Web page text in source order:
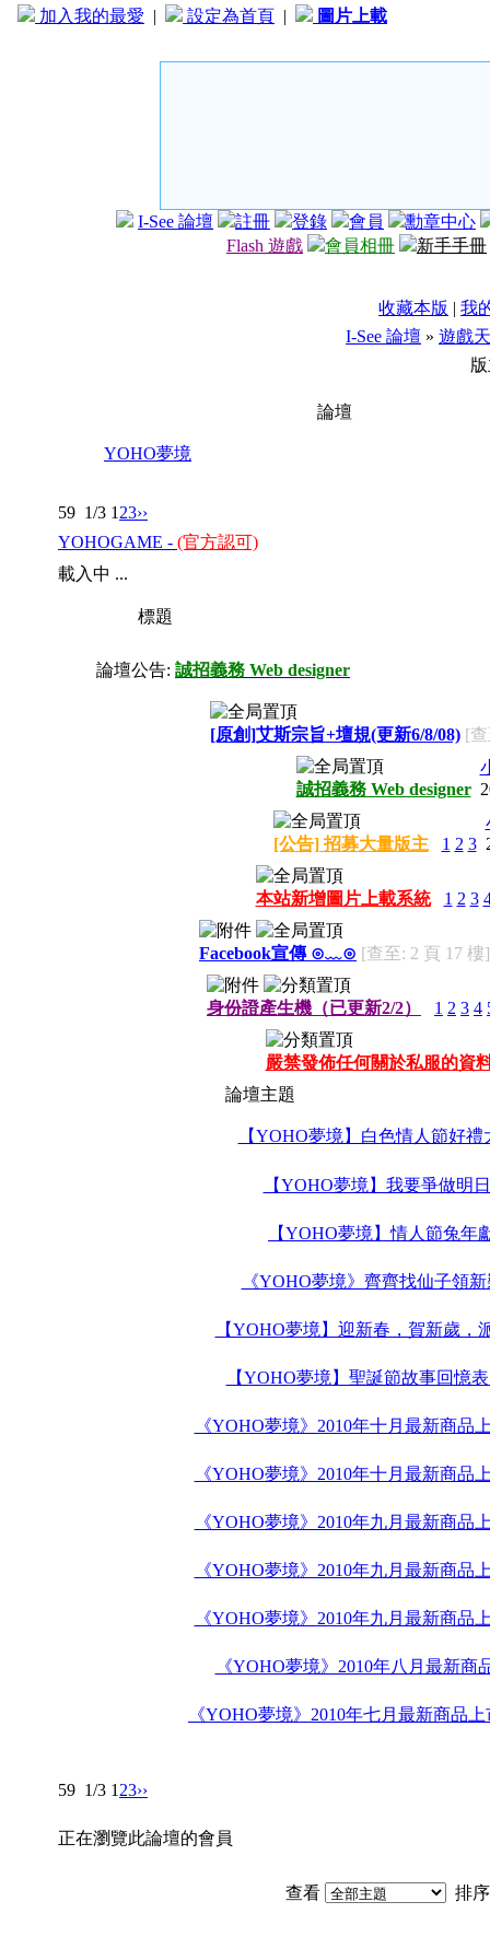
加入我的最愛 | 設定為首頁 | 圖片上載
I-See 論壇 註冊 登錄 會員
勳章中心
Flash 遊戲
會員相冊 新手手冊
收藏本版 | 我
I-See 論壇 » 遊戲
論壇
YOHO夢境
59 1/3 1 23››
YOHOGAME - (官方認可)
載入中 ...
標題
論壇公告: 誠招義務 Web designer
[原創]艾斯宗旨+壇規(更新6/8/08) [
誠招義務 Web designer
[公告] 招募大量版主 1 2 3
本站新增圖片上載系統 1 2 3
Facebook宣傳 ⊙﹏⊙ [查至: 2 頁 17 樓]
身份證產生機（已更新2/2） 1 2 3 4
嚴禁發佈任何關於私服的資
論壇主題
【YOHO夢境】白色情人節好禮
【YOHO夢境】我要爭做明
【YOHO夢境】情人節兔年
《YOHO夢境》齊齊找仙子領
【YOHO夢境】迎新春，賀新歲，
【YOHO夢境】聖誕節故事回憶
《YOHO夢境》2010年十月最新商品
《YOHO夢境》2010年十月最新商品
《YOHO夢境》2010年九月最新商品
《YOHO夢境》2010年九月最新商品
《YOHO夢境》2010年九月最新商品
《YOHO夢境》2010年八月最新商
《YOHO夢境》2010年七月最新商品
59 1/3 1 23››
正在瀏覽此論壇的會員
查看 排